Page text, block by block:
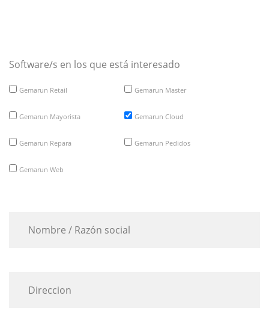
Software/s en los que está interesado
Gemarun Retail Gemarun Master
Gemarun Mayorista Gemarun Cloud
Gemarun Repara Gemarun Pedidos
Gemarun Web